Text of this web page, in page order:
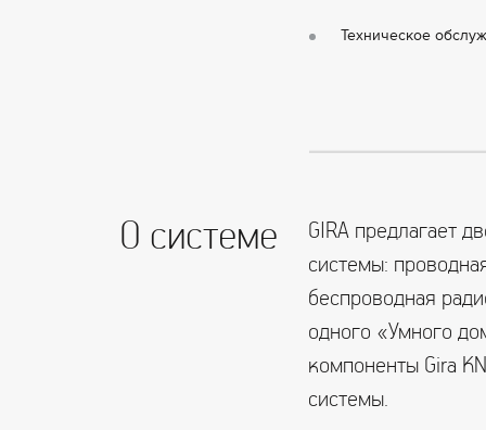
Техническое
О системе
GIRA предлагает
системы:
беспроводная
одного «Умного
компоненты Gira
системы.